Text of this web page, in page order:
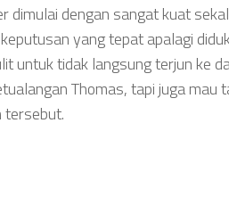
dimulai dengan sangat kuat
yang tepat apalagi
untuk tidak langsung terjun ke
Thomas, tapi juga mau
tersebut.